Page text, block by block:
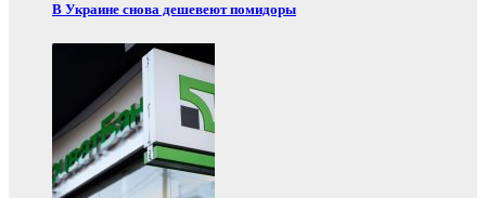
В Украине снова дешевеют помидоры